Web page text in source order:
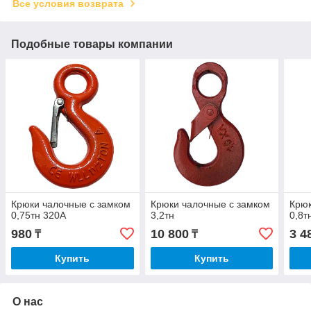
Все условия возврата
Подобные товары компании
Крюки чалочные с замком
0,75тн 320А
980 ₸
Купить
Крюки чалочные с замком
3,2тн
10 800₸
Купить
3
О нас